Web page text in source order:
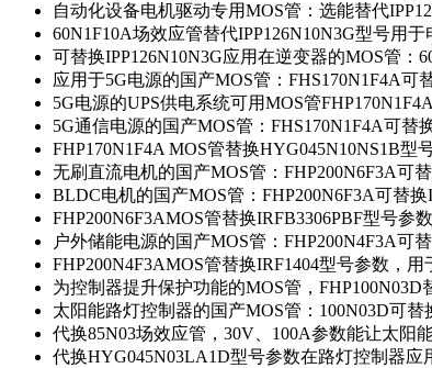
自动化设备电机驱动专用MOS管：选能替代
60N1F10A场效应管替代IPP126N10N3G型号用于
可替换IPP126N10N3G应用在逆变器的MOS管：
应用于5G电源的国产MOS管：FHS170N1F4A可
5G电源的UPS供电系统可用MOS管
5G通信电源的国产MOS管：FHS170N1F4A可替
FHP170N1F4A MOS管替换HYG045N10NS1B型
无刷直流电机的国产MOS管：FHP200N6F3A可
BLDC电机的国产MOS管：FHP200N6F3A可替换
FHP200N6F3AMOS管替换IRFB3306PBF型号参
户外储能电源的国产MOS管：FHP200N4F3A可
FHP200N4F3AMOS管替换IRF1404型号参数，用
为控制器提升保护功能的MOS管，FHP100N03D
太阳能路灯控制器的国产MOS管：100N03D可替
代换85N03场效应管，30V、100A参数能让太阳
代换HYG045N03LA1D型号参数在路灯控制器应